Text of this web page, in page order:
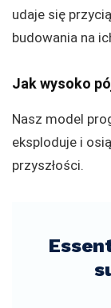
udaje się
budowania na
Jak wysoko
Nasz model
eksploduje i
przyszłości.